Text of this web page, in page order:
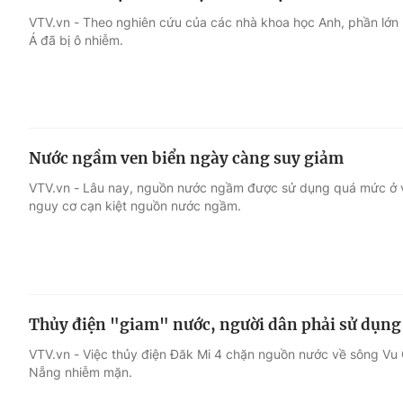
VTV.vn - Theo nghiên cứu của các nhà khoa học Anh, phần
Á đã bị ô nhiễm.
Nước ngầm ven biển ngày càng suy giảm
VTV.vn - Lâu nay, nguồn nước ngầm được sử dụng quá mức
nguy cơ cạn kiệt nguồn nước ngầm.
Thủy điện "giam" nước, người dân phải sử
VTV.vn - Việc thủy điện Đăk Mi 4 chặn nguồn nước về sông
Nẵng nhiễm mặn.